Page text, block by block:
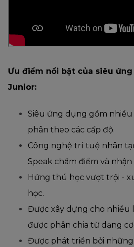
Ưu điểm nổi bật của siêu
Junior:
Siêu ứng dụng gồm
phân theo các cấp độ.
Công nghệ trí tuệ nhân
Speak chấm điểm và
Hứng thú học vượt trội -
học.
Được xây dựng cho nhiều
được phân chia từ dạng
Được phát triển bởi những